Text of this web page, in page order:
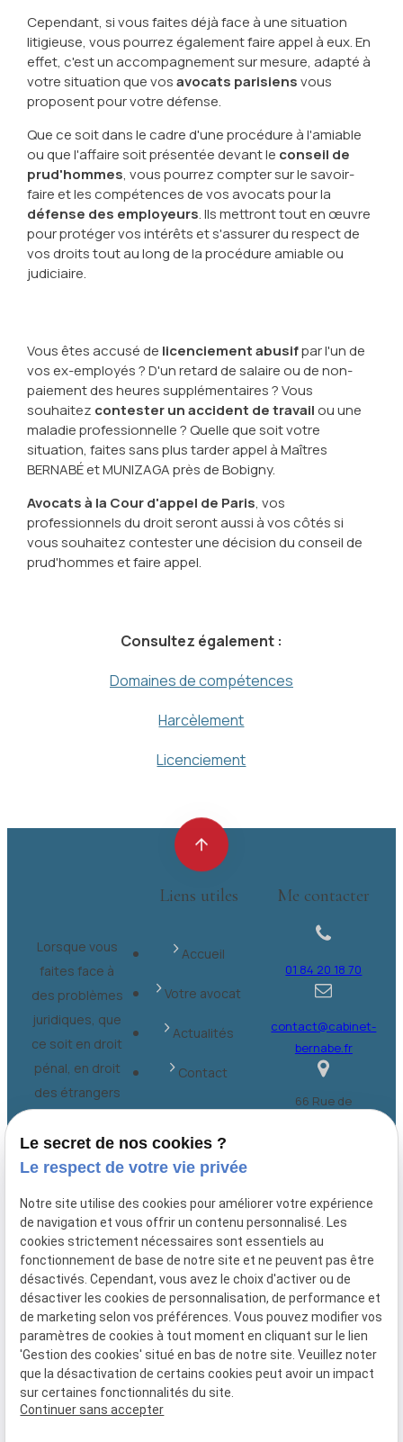
Cependant, si vous faites déjà face à une situation
litigieuse, vous pourrez également faire appel à eux. En
effet, c'est un accompagnement sur mesure, adapté à
votre situation que vosavocats parisiensvous
proposent pour votre défense.
Que ce soit dans le cadre d'une procédure à l'amiable
ou que l'affaire soit présentée devant le conseil de
prud'hommes, vous pourrez compter sur le savoir-
faire et les compétences de vos avocats pour la
défense des employeurs. Ils mettront tout en œuvre
pour protéger vos intérêts et s'assurer du respect de
vos droits tout au long de la procédure amiable ou
judiciaire.
Vous êtes accusé de licenciement abusifpar l'un de
vos ex-employés ? D'un retard de salaire ou de non-
paiement des heures supplémentaires ? Vous
souhaitez contester un accident de travail ou une
maladie professionnelle ? Quelle que soit votre
situation, faites sans plus tarder appel à Maîtres
BERNABÉ et MUNIZAGA près de Bobigny.
Avocats à la Cour d'appel de Paris, vos
professionnels du droit seront aussi à vos côtés si
vous souhaitez contester une décision du conseil de
prud'hommes et faire appel.
Consultez également :
Domaines de compétences
Harcèlement
Licenciement
Lorsque vous
faites face à
des problèmes
juridiques, que
ce soit en droit
pénal, en droit
des étrangers
d'autres
domaines du
Liens utiles
Accueil
Votre avocat
Actualités
Contact
Plan du site
Mentions
légales
Politique de
confidentialité
Gestion des
cookies
Me contacter
01 84 20 18 70
contact@cabinet-
bernabe.fr
66 Rue de
Le secret de nos cookies ?
Le respect de votre vie privée
Notre site utilise des cookies pour améliorer votre expérience
de navigation et vous offrir un contenu personnalisé. Les
cookies strictement nécessaires sont essentiels au
fonctionnement de base de notre site et ne peuvent pas être
désactivés. Cependant, vous avez le choix d'activer ou de
désactiver les cookies de personnalisation, de performance et
de marketing selon vos préférences. Vous pouvez modifier vos
paramètres de cookies à tout moment en cliquant sur le lien
'Gestion des cookies' situé en bas de notre site. Veuillez noter
que la désactivation de certains cookies peut avoir un impact
sur certaines fonctionnalités du site.
Continuer sans accepter